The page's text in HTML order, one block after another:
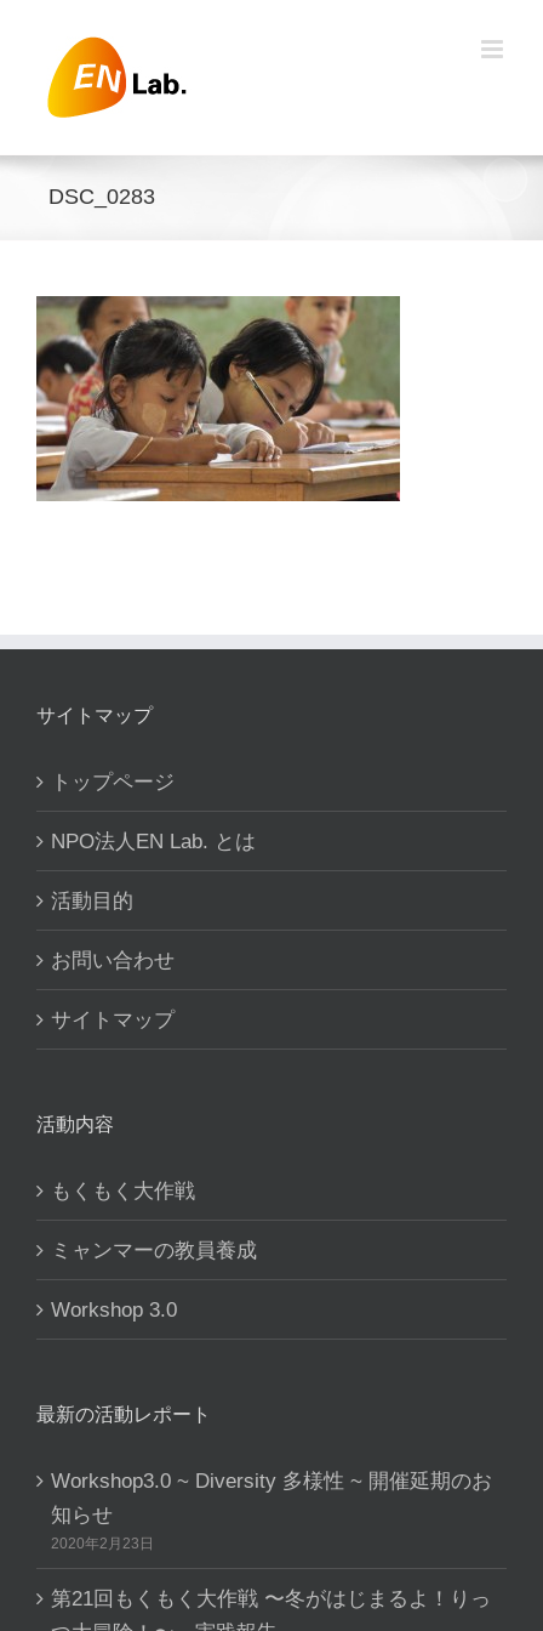
content
DSC_0283
サイトマップ
トップページ
NPO法人EN Lab. とは
活動目的
お問い合わせ
サイトマップ
活動内容
もくもく大作戦
ミャンマーの教員養成
Workshop 3.0
最新の活動レポート
Workshop3.0 ~ Diversity 多様性 ~ 開催延期のお
知らせ
2020年2月23日
第21回もくもく大作戦 〜冬がはじまるよ！りっ